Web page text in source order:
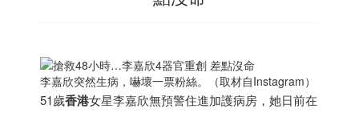
李嘉欣突然生病，嚇壞一票粉絲。（取材自Instagram）
51歲香港女星李嘉欣無預警住進加護病房，她日前在